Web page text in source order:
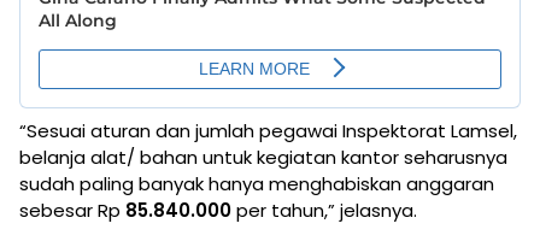
“Sesuai aturan dan jumlah pegawai Inspektorat Lamsel,
belanja alat/ bahan untuk kegiatan kantor seharusnya
sudah paling banyak hanya menghabiskan anggaran
sebesar Rp 85.840.000per tahun,” jelasnya.